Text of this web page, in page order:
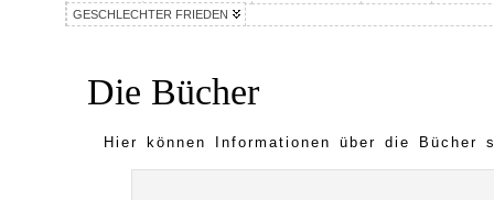
GESCHLECHTER FRIEDEN
Die Bücher
Hier können Informationen über die Bücher